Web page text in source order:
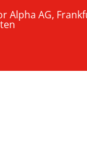
Alpha AG,